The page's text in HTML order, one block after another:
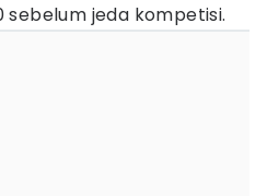
jeda kompetisi.